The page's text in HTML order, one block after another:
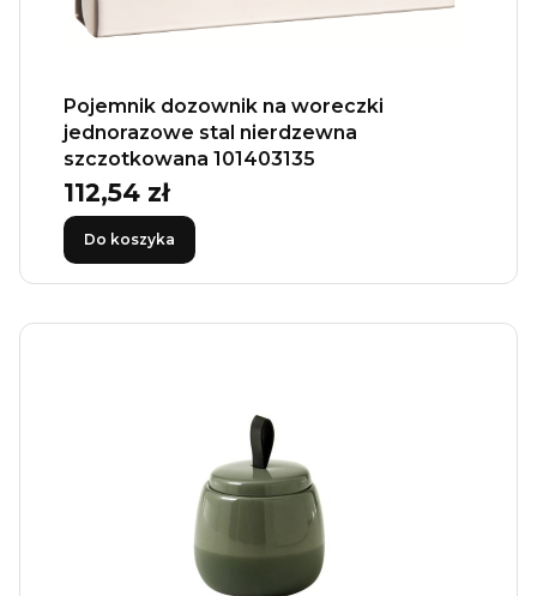
Pojemnik dozownik na woreczki
jednorazowe stal nierdzewna
szczotkowana 101403135
Cena
112,54 zł
Do koszyka